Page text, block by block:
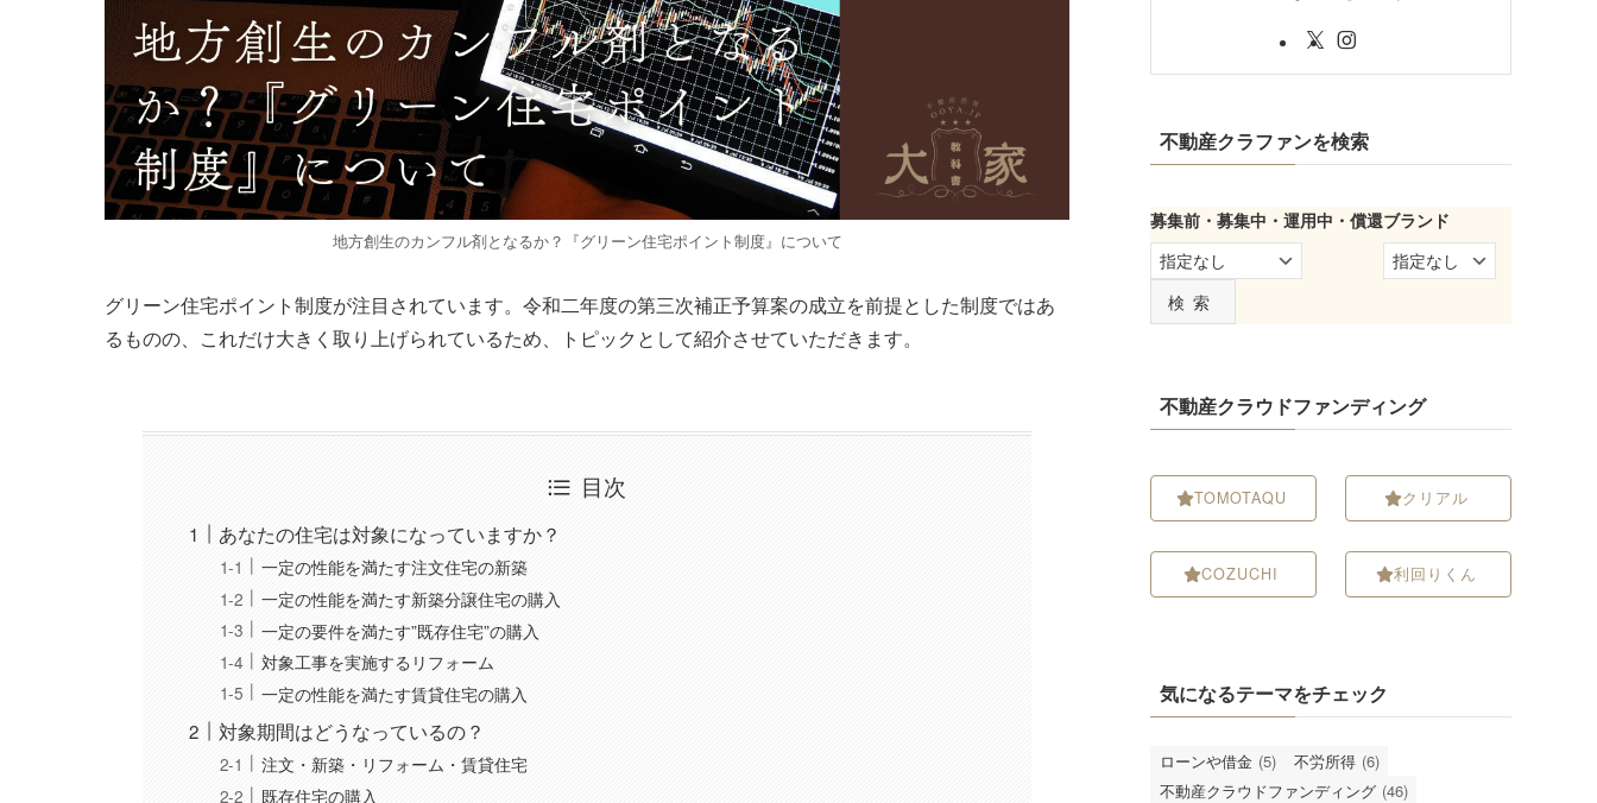
地方創生のカンフル剤となるか？『グリーン住宅ポイント制度』について
グリーン住宅ポイント制度が注目されています。令和二年度の第三次補正予算案の成立を前提とした制度ではあ
るものの、これだけ大きく取り上げられているため、トピックとして紹介させていただきます。
目次
あなたの住宅は対象になっていますか？
一定の性能を満たす注文住宅の新築
一定の性能を満たす新築分譲住宅の購入
一定の要件を満たす”既存住宅”の購入
対象工事を実施するリフォーム
一定の性能を満たす賃貸住宅の購入
対象期間はどうなっているの？
注文・新築・リフォーム・賃貸住宅
既存住宅の購入
不動産クラファンを検索
募集前・募集中・運用中・償還ブランド
検索
不動産クラウドファンディング
TOMOTAQU
COZUCHI
クリアル
利回りくん
気になるテーマをチェック
ローンや借金 (5) 不労所得 (6)
不動産クラウドファンディング (46)